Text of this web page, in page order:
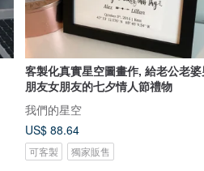
客製化真實星空圖畫作, 給老公老婆
朋友女朋友的七夕情人節禮物
我們的星空
US$ 88.64
可客製 獨家販售